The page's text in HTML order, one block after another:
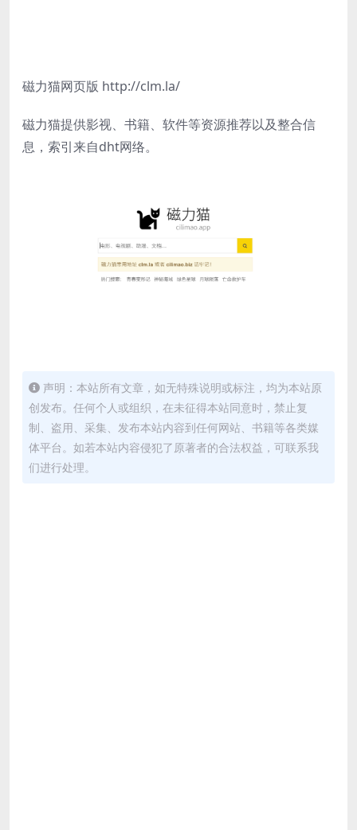
磁力猫网页版 http://clm.la/
磁力猫提供影视、书籍、软件等资源推荐以及整合信
息，索引来自dht网络。
声明：本站所有文章，如无特殊说明或标注，均为本站原
创发布。任何个人或组织，在未征得本站同意时，禁止复
制、盗用、采集、发布本站内容到任何网站、书籍等各类媒
体平台。如若本站内容侵犯了原著者的合法权益，可联系我
们进行处理。